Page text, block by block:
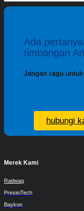
Ada
timbangan
Jangan ragu
hubungi
Merek Kami
Radwag
PresisiTech
Baykon